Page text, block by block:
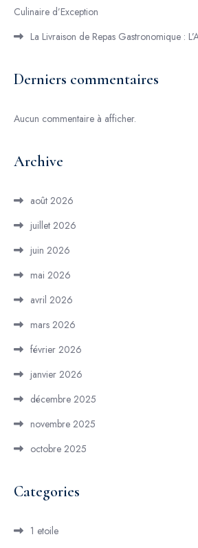
Culinaire d’Exception
La Livraison de Repas Gastronomique :
Derniers commentaires
Aucun commentaire à afficher.
Archive
août 2026
juillet 2026
juin 2026
mai 2026
avril 2026
mars 2026
février 2026
janvier 2026
décembre 2025
novembre 2025
octobre 2025
Categories
1 etoile